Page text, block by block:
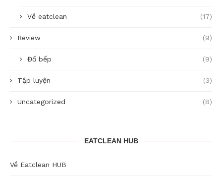
Về eatclean (17)
Review (9)
Đồ bếp (9)
Tập luyện (3)
Uncategorized (8)
EATCLEAN HUB
Về Eatclean HUB